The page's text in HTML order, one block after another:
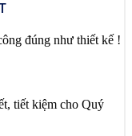
đúng như thiết kế !
tiết kiệm cho Quý